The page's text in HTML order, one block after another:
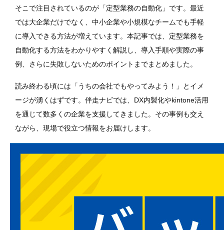
そこで注目されているのが「定型業務の自動化」です。最近
では大企業だけでなく、中小企業や小規模なチームでも手軽
に導入できる方法が増えています。本記事では、定型業務を
自動化する方法をわかりやすく解説し、導入手順や実際の事
例、さらに失敗しないためのポイントまでまとめました。
読み終わる頃には「うちの会社でもやってみよう！」とイメ
ージが湧くはずです。伴走ナビでは、DX内製化やkintone活用
を通じて数多くの企業を支援してきました。その事例も交え
ながら、現場で役立つ情報をお届けします。